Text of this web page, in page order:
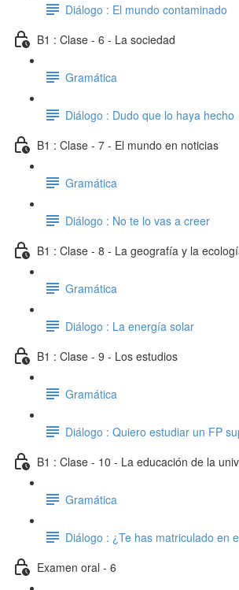
Diálogo : El mundo contaminado
B1 : Clase - 6 - La sociedad
Gramática
Diálogo : Dudo que lo haya hecho
B1 : Clase - 7 - El mundo en noticias
Gramática
Diálogo : No te lo vas a creer
B1 : Clase - 8 - La geografía y la
Gramática
Diálogo : La energía solar
B1 : Clase - 9 - Los estudios
Gramática
Diálogo : Quiero estudiar un FP
B1 : Clase - 10 - La educación de la
Gramática
Diálogo : ¿Te has matriculado en
Examen oral - 6